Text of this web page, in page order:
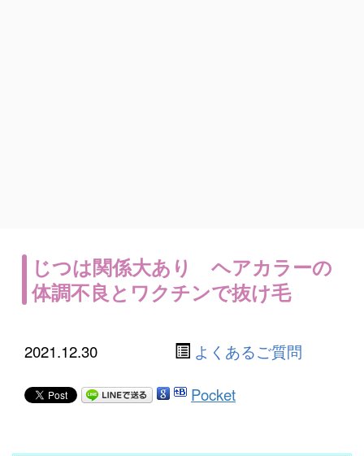
じつは関係大あり ヘアカラーの
体調不良とワクチンで抜け毛
2021.12.30 よくあるご質問
Pocket